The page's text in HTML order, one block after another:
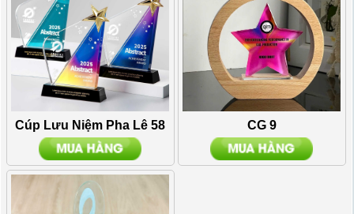
Cúp Lưu Niệm Pha Lê 58 CG 9